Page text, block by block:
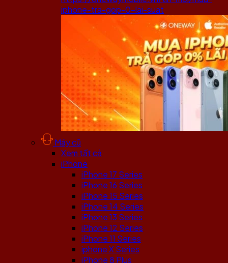
iphone-tra-gop-0-lai-suat
Máy cũ
Xem tất cả
iPhone
iPhone 17 Series
iPhone 16 Series
iPhone 15 Series
iPhone 14 Series
iPhone 13 Series
iPhone 12 Series
iPhone 11 Series
iphone X Series
iPhone 8 Plus